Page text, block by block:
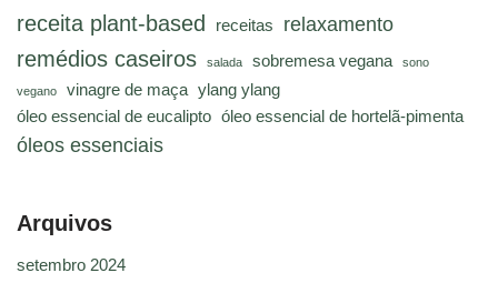
receita plant-based receitas relaxamento
remédios caseiros salada sobremesa vegana sono
vegano vinagre de maça ylang ylang
óleo essencial de eucalipto óleo essencial de hortelã-pimenta
óleos essenciais
Arquivos
setembro 2024